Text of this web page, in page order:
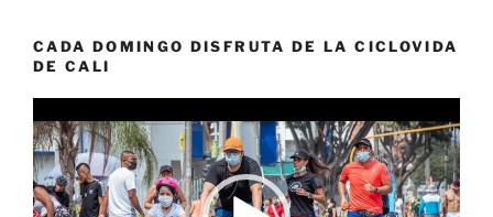
CADA DOMINGO DISFRUTA DE LA CICLOVIDA
DE CALI
de
vídeo